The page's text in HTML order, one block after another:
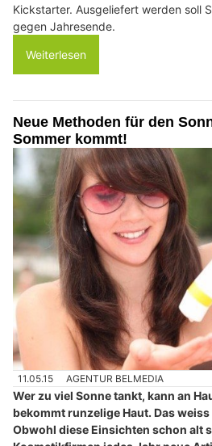
Kickstarter. Ausgeliefert werden soll
gegen Jahresende.
Weiterlesen
Neue Methoden für den
Sommer kommt!
11.05.15 AGENTUR BELMEDIA
Wer zu viel Sonne tankt, kann an
bekommt runzelige Haut. Das
Obwohl diese Einsichten schon alt